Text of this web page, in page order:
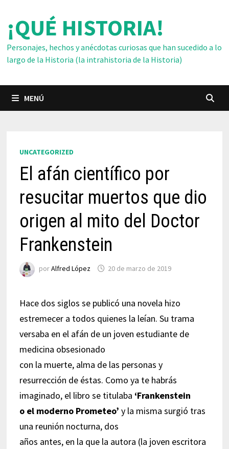
contenido
¡QUÉ HISTORIA!
Personajes, hechos y anécdotas curiosas que han sucedido a lo
largo de la Historia (la intrahistoria de la Historia)
MENÚ
UNCATEGORIZED
El afán científico por
resucitar muertos que dio
origen al mito del Doctor
Frankenstein
porAlfred López 20 de marzo de 2019
Hace dos siglos se publicó una novela hizo
estremecer a todos quienes la leían. Su trama
versaba en el afán de un joven estudiante de
medicina obsesionado
con la muerte, alma de las personas y
resurrección de éstas. Como ya te habrás
imaginado, el libro se titulaba ‘Frankenstein
o el moderno Prometeo’ y la misma surgió tras
una reunión nocturna, dos
años antes, en la que la autora (la joven escritora